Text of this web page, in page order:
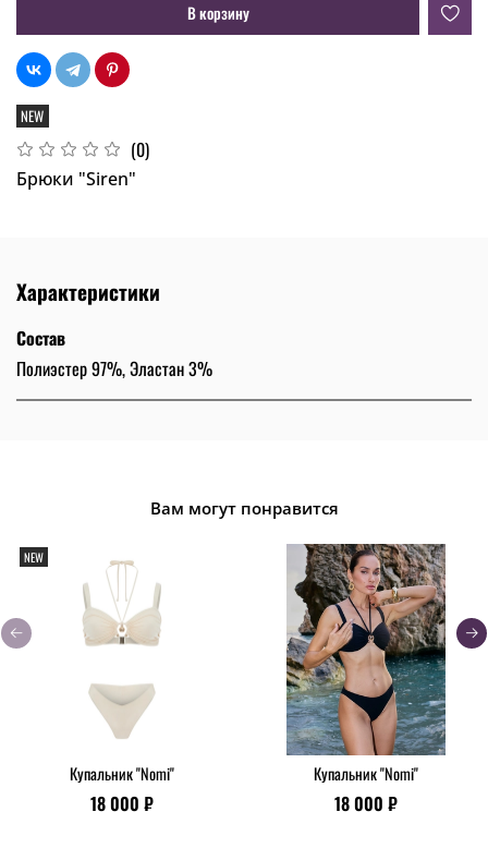
NEW
Брюки "Siren"
(0)
В корзину
Характеристики
Состав
Полиэстер 97%, Эластан 3%
Вам могут понравится
NEW
Купальник "Nomi"
18 000 ₽
Купальник "Nomi"
18 000 ₽